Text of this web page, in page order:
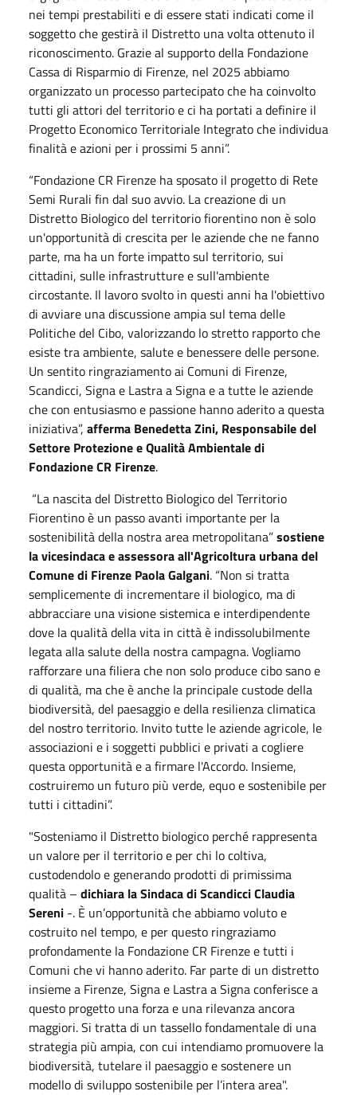
nei tempi prestabiliti e di essere stati indicati come il
soggetto che gestirà il Distretto una volta ottenuto il
riconoscimento. Grazie al supporto della Fondazione
Cassa di Risparmio di Firenze, nel 2025 abbiamo
organizzato un processo partecipato che ha coinvolto
tutti gli attori del territorio e ci ha portati a definire il
Progetto Economico Territoriale Integrato che individua
finalità e azioni per i prossimi 5 anni”.
“Fondazione CR Firenze ha sposato il progetto di Rete
Semi Rurali fin dal suo avvio. La creazione di un
Distretto Biologico del territorio fiorentino non è solo
un'opportunità di crescita per le aziende che ne fanno
parte, ma ha un forte impatto sul territorio, sui
cittadini, sulle infrastrutture e sull'ambiente
circostante. Il lavoro svolto in questi anni ha l'obiettivo
di avviare una discussione ampia sul tema delle
Politiche del Cibo, valorizzando lo stretto rapporto che
esiste tra ambiente, salute e benessere delle persone.
Un sentito ringraziamento ai Comuni di Firenze,
Scandicci, Signa e Lastra a Signa e a tutte le aziende
che con entusiasmo e passione hanno aderito a questa
iniziativa”, afferma Benedetta Zini, Responsabile del
Settore Protezione e Qualità Ambientale di
Fondazione CR Firenze.
“La nascita del Distretto Biologico del Territorio
Fiorentino è un passo avanti importante per la
sostenibilità della nostra area metropolitana”sostiene
la vicesindaca e assessora all'Agricoltura urbana del
Comune di Firenze Paola Galgani. “Non si tratta
semplicemente di incrementare il biologico, ma di
abbracciare una visione sistemica e interdipendente
dove la qualità della vita in città è indissolubilmente
legata alla salute della nostra campagna. Vogliamo
rafforzare una filiera che non solo produce cibo sano e
di qualità, ma che è anche la principale custode della
biodiversità, del paesaggio e della resilienza climatica
del nostro territorio. Invito tutte le aziende agricole, le
associazioni e i soggetti pubblici e privati a cogliere
questa opportunità e a firmare l'Accordo. Insieme,
costruiremo un futuro più verde, equo e sostenibile per
tutti i cittadini”.
"Sosteniamo il Distretto biologico perché rappresenta
un valore per il territorio e per chi lo coltiva,
custodendolo e generando prodotti di primissima
qualità – dichiara la Sindaca di Scandicci Claudia
Sereni -. È un’opportunità che abbiamo voluto e
costruito nel tempo, e per questo ringraziamo
profondamente la Fondazione CR Firenze e tutti i
Comuni che vi hanno aderito. Far parte di un distretto
insieme a Firenze, Signa e Lastra a Signa conferisce a
questo progetto una forza e una rilevanza ancora
maggiori. Si tratta di un tassello fondamentale di una
strategia più ampia, con cui intendiamo promuovere la
biodiversità, tutelare il paesaggio e sostenere un
modello di sviluppo sostenibile per l’intera area".